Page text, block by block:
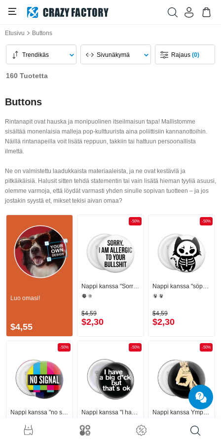
Etusivu Buttons
Trendikäs Sivunäkymä Rajaus(0)
160 Tuotetta
Buttons
Rintanapit ovat hauska ja monipuolinen itseilmaisun tapa! Mallistomme
sisältää monenlaisia malleja pop-kulttuurista aina poliittisiin kannanottoihin.
Näillä rintanapeilla voit lisätä reppuun, takkiin tai hattuun persoonallista
ilmettä.
Ne on valmistettu laadukkaista materiaaleista, ja ne ovat kestäviä ja
pitkäikäisiä. Halusit sitten tehdä statementin tai vain lisätä hieman tyyliä asuusi,
olemme varmoja, että löydät varmasti yhden sinulle sopivan tuotteen – ja jos
jostakin syystä et, mikset tekisi aivan omaa?
Luo omasi!
$4,55
-50%
Nappi kanssa "Sorry, I am allergic to your bullshit" -kirjoitus
$4,59
$2,30
-50%
Nappi kanssa "söpö luurankokissa” -motiivi
$4,59
$2,30
-50% -50% -50%
Nappi kanssa Ympyräpeli-design